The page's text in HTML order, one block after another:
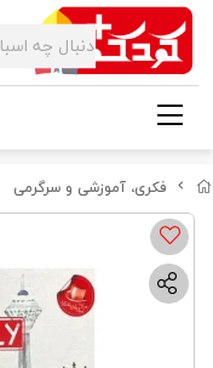
فکری، آموزشی و سرگرمی